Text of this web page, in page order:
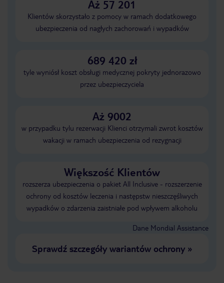
Aż 57 201
Klientów skorzystało z pomocy w ramach dodatkowego
ubezpieczenia od nagłych zachorowań i wypadków
689 420 zł
tyle wyniósł koszt obsługi medycznej pokryty jednorazowo
przez ubezpieczyciela
Aż 9002
w przypadku tylu rezerwacji Klienci otrzymali zwrot kosztów
wakacji w ramach ubezpieczenia od rezygnacji
Większość Klientów
rozszerza ubezpieczenia o pakiet All Inclusive - rozszerzenie
ochrony od kosztów leczenia i następstw nieszczęśliwych
wypadków o zdarzenia zaistniałe pod wpływem alkoholu
Dane Mondial Assistance
Sprawdź szczegóły wariantów ochrony»